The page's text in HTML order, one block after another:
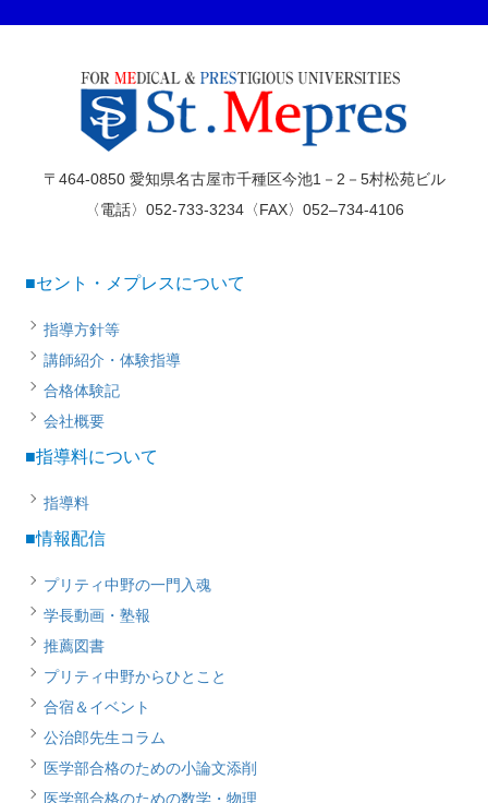
〒464-0850 愛知県名古屋市千種区今池1－2－5村松苑ビル
〈電話〉052-733-3234〈FAX〉052–734-4106
■セント・メプレスについて
指導方針等
講師紹介・体験指導
合格体験記
会社概要
■指導料について
指導料
■情報配信
プリティ中野の一門入魂
学長動画・塾報
推薦図書
プリティ中野からひとこと
合宿＆イベント
公治郎先生コラム
医学部合格のための小論文添削
医学部合格のための数学・物理